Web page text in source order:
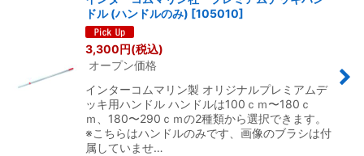
ドル (ハンドルのみ) [105010]
3,300円(税込)
オープン価格
インターコムマリン製 オリジナルプレミアムデ
ッキ用ハンドル ハンドルは100ｃｍ〜180ｃ
ｍ、180〜290ｃｍの2種類から選択できます。
※こちらはハンドルのみです、画像のブラシは付
属していませ…